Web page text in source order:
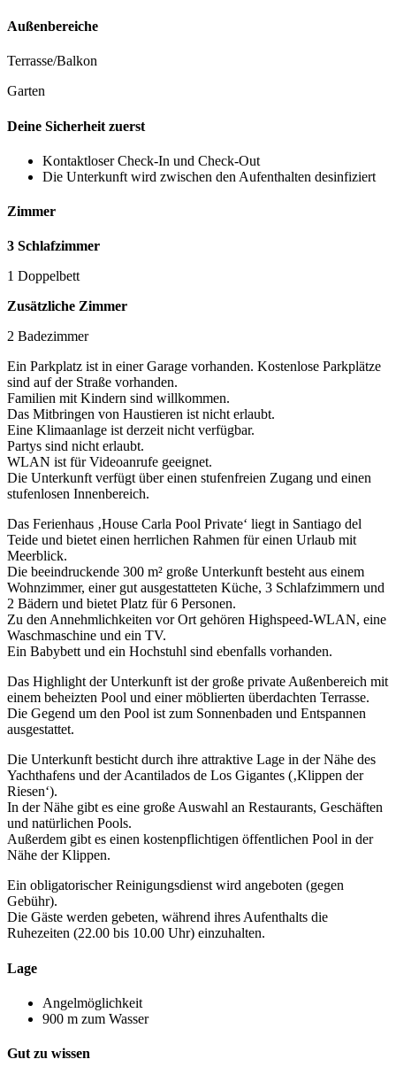
Außenbereiche
Terrasse/Balkon
Garten
Deine Sicherheit zuerst
Kontaktloser Check-In und Check-Out
Die Unterkunft wird zwischen den Aufenthalten desinfiziert
Zimmer
3 Schlafzimmer
1 Doppelbett
Zusätzliche Zimmer
2 Badezimmer
Ein Parkplatz ist in einer Garage vorhanden. Kostenlose Parkplätze
sind auf der Straße vorhanden.
Familien mit Kindern sind willkommen.
Das Mitbringen von Haustieren ist nicht erlaubt.
Eine Klimaanlage ist derzeit nicht verfügbar.
Partys sind nicht erlaubt.
WLAN ist für Videoanrufe geeignet.
Die Unterkunft verfügt über einen stufenfreien Zugang und einen
stufenlosen Innenbereich.
Das Ferienhaus ‚House Carla Pool Private‘ liegt in Santiago del
Teide und bietet einen herrlichen Rahmen für einen Urlaub mit
Meerblick.
Die beeindruckende 300 m² große Unterkunft besteht aus einem
Wohnzimmer, einer gut ausgestatteten Küche, 3 Schlafzimmern und
2 Bädern und bietet Platz für 6 Personen.
Zu den Annehmlichkeiten vor Ort gehören Highspeed-WLAN, eine
Waschmaschine und ein TV.
Ein Babybett und ein Hochstuhl sind ebenfalls vorhanden.
Das Highlight der Unterkunft ist der große private Außenbereich mit
einem beheizten Pool und einer möblierten überdachten Terrasse.
Die Gegend um den Pool ist zum Sonnenbaden und Entspannen
ausgestattet.
Die Unterkunft besticht durch ihre attraktive Lage in der Nähe des
Yachthafens und der Acantilados de Los Gigantes (‚Klippen der
Riesen‘).
In der Nähe gibt es eine große Auswahl an Restaurants, Geschäften
und natürlichen Pools.
Außerdem gibt es einen kostenpflichtigen öffentlichen Pool in der
Nähe der Klippen.
Ein obligatorischer Reinigungsdienst wird angeboten (gegen
Gebühr).
Die Gäste werden gebeten, während ihres Aufenthalts die
Ruhezeiten (22.00 bis 10.00 Uhr) einzuhalten.
Lage
Angelmöglichkeit
900 m zum Wasser
Gut zu wissen